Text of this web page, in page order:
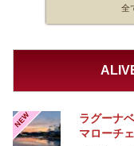
全
NEW
ラグーナ
マローチ